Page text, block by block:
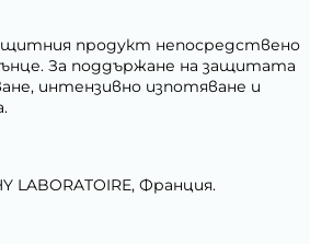
продукт непосредствено
За поддържане на защитата
интензивно изпотяване и
LABORATOIRE, Франция.